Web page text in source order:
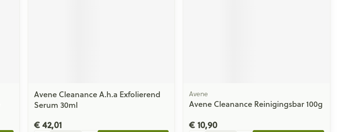
Avene Cleanance A.h.a Exfolierend
Serum 30ml
€ 42,01
Avene
Avene Cleanance Reinigingsbar 100g
€ 10,90